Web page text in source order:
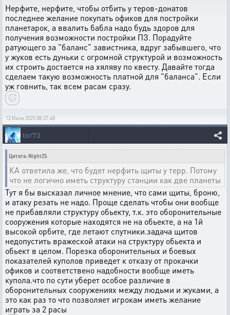
Нерфите, нерфите, чтобы отбить у теров-донатов
последнее желание покупать офиков для постройки
планетарок, а ввалить бабла надо будь здоров для
получения возможности постройки ПЗ. Порадуйте
ратующего за "баланс" завистника, вдруг забывшего, что
у жуков есть дуньки с огромной структурой и возможность
их строить достается на хяляву по квесту. Давайте тогда
сделаем такую возможность платной для "баланса". Если
уж говнить, так всем расам сразу.
12 Июля 2025 08:37:48
tor73
Цитата: NightZS
КА ответила же, что будет нерфить щиты у терр. Потому
что не логично иметь структуру станции как две планеты
Тут я бы высказал личное мнение, что сами щиты, броню,
и атаку резать не надо. Проще сделать чтобы они вообще
не прибавляли структуру обьекту, т.к. это оборонительные
сооружения которые находятся не на обьекте, а на 1й
высокой орбите, где летают спутники.задача щитов
недопустить вражеской атаки на структуру обьекта и
обьект в целом. Порезка оборонительных и боевых
показателей куполов приведет к отказу от прокачки
офиков и соответствено надобности вообще иметь
купола.что по сути уберет особое различие в
оборонительных сооружениях между людьми и жуками, а
это как раз то что позволяет игрокам иметь желание
играть за 2 расы